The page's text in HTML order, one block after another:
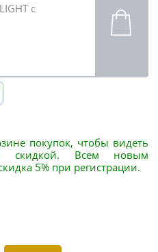
с
покупок, чтобы видеть
скидкой. Всем новым
5% при регистрации.